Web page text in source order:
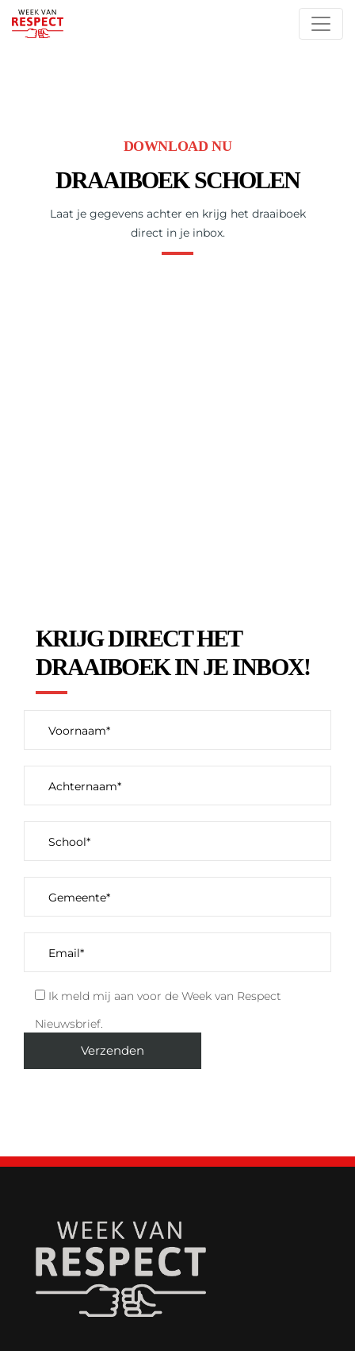
DOWNLOAD NU
DRAAIBOEK SCHOLEN
Laat je gegevens achter en krijg het draaiboek
direct in je inbox.
KRIJG DIRECT HET
DRAAIBOEK IN JE INBOX!
Ik meld mij aan voor de Week van Respect
Nieuwsbrief.